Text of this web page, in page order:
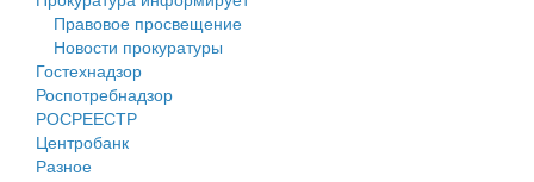
Проекты планировки территории
Собрание депутатов
Городское поселение
Правовое просвещение
Новости прокуратуры
Гостехнадзор
Роспотребнадзор
РОСРЕЕСТР
Центробанк
Разное